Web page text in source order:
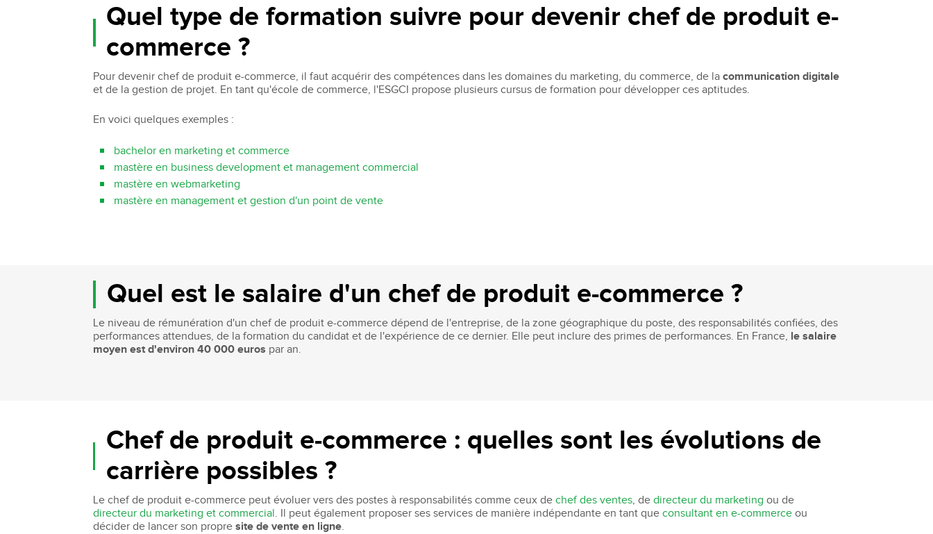
Quel type de formation suivre pour devenir chef de produit e-
commerce ?
Pour devenir chef de produit e-commerce, il faut acquérir des compétences dans les domaines du marketing, du commerce, de lacommunication digitale
et de la gestion de projet. En tant qu'école de commerce, l'ESGCI propose plusieurs cursus de formation pour développer ces aptitudes.
En voici quelques exemples :
bachelor en marketing et commerce
mastère en business development et management commercial
mastère en webmarketing
mastère en management et gestion d'un point de vente
Quel est le salaire d'un chef de produit e-commerce ?
Le niveau de rémunération d'un chef de produit e-commerce dépend de l'entreprise, de la zone géographique du poste, des responsabilités confiées, des
performances attendues, de la formation du candidat et de l'expérience de ce dernier. Elle peut inclure des primes de performances. En France, le salaire
moyen est d'environ 40 000 euros par an.
Chef de produit e-commerce : quelles sont les évolutions de
carrière possibles ?
Le chef de produit e-commerce peut évoluer vers des postes à responsabilités comme ceux dechef des ventes, dedirecteur du marketing ou de
directeur du marketing et commercial. Il peut également proposer ses services de manière indépendante en tant queconsultant en e-commerce ou
décider de lancer son propresite de vente en ligne.